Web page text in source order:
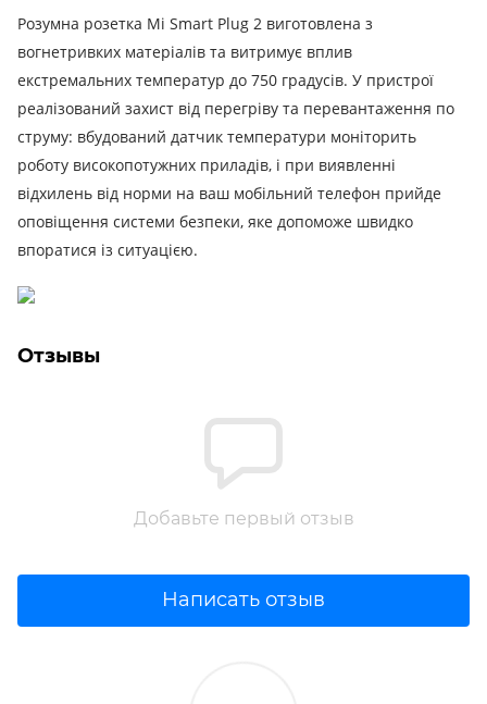
Розумна розетка Mi Smart Plug 2 виготовлена ​​з
вогнетривких матеріалів та витримує вплив
екстремальних температур до 750 градусів. У пристрої
реалізований захист від перегріву та перевантаження по
струму: вбудований датчик температури моніторить
роботу високопотужних приладів, і при виявленні
відхилень від норми на ваш мобільний телефон прийде
оповіщення системи безпеки, яке допоможе швидко
впоратися із ситуацією.
Отзывы
Добавьте первый отзыв
Написать отзыв